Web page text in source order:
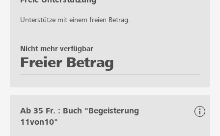
Unterstütze mit einem freien Betrag.
Freier Betrag
Nicht mehr verfügbar
Ab 35 Fr. : Buch "Begeisterung
11von10"